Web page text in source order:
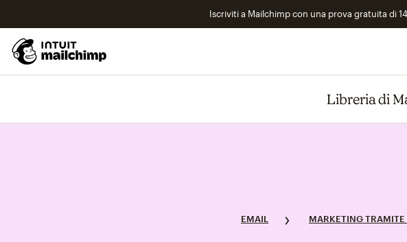
Iscriviti a Mailchimp con una prova gratuita di
Libreria di
EMAIL MARKETING